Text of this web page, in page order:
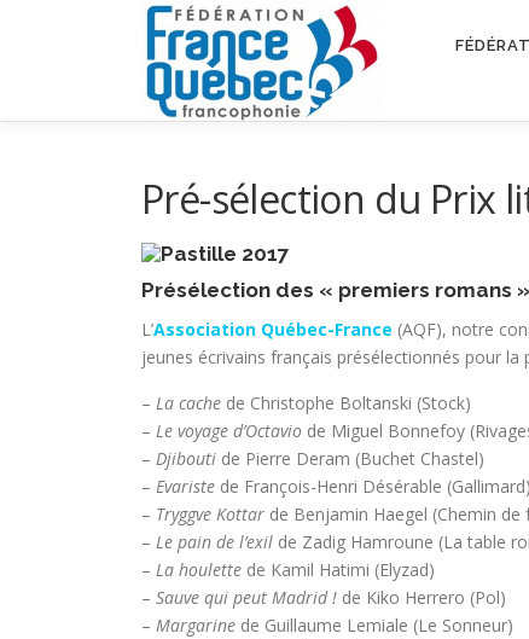
Pré-sélection du Prix
Présélection des « premiers romans »
L’Association Québec-France (AQF), notre
jeunes écrivains français présélectionnés pour
– La cache de Christophe Boltanski (Stock)
– Le voyage d’Octavio de Miguel Bonnefoy
– Djibouti de Pierre Deram (Buchet Chastel)
– Evariste de François-Henri Désérable (Gallimard)
– Tryggve Kottar de Benjamin Haegel (Chemin de
– Le pain de l’exil de Zadig Hamroune (La table
– La houlette de Kamil Hatimi (Elyzad)
– Sauve qui peut Madrid ! de Kiko Herrero (Pol)
– Margarine de Guillaume Lemiale (Le Sonneur)